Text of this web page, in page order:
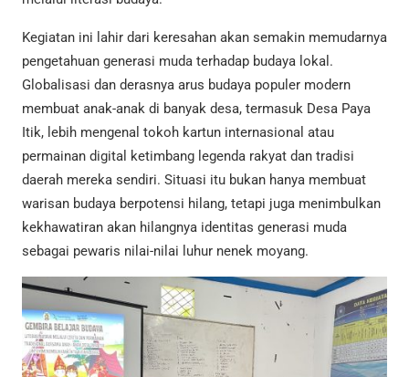
Kegiatan ini lahir dari keresahan akan semakin memudarnya
pengetahuan generasi muda terhadap budaya lokal.
Globalisasi dan derasnya arus budaya populer modern
membuat anak-anak di banyak desa, termasuk Desa Paya
Itik, lebih mengenal tokoh kartun internasional atau
permainan digital ketimbang legenda rakyat dan tradisi
daerah mereka sendiri. Situasi itu bukan hanya membuat
warisan budaya berpotensi hilang, tetapi juga menimbulkan
kekhawatiran akan hilangnya identitas generasi muda
sebagai pewaris nilai-nilai luhur nenek moyang.